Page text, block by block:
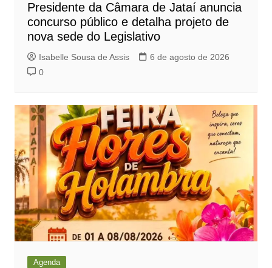
Presidente da Câmara de Jataí anuncia
concurso público e detalha projeto de
nova sede do Legislativo
Isabelle Sousa de Assis
6 de agosto de 2026
0
Agenda